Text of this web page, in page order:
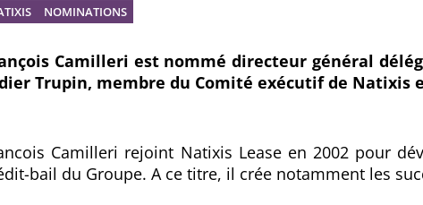
NOMINATIONS
Camilleri est nommé directeur général
Trupin, membre du Comité exécutif de Natixis
Camilleri rejoint Natixis Lease en 2002 pour
bail du Groupe. A ce titre, il crée notamment les